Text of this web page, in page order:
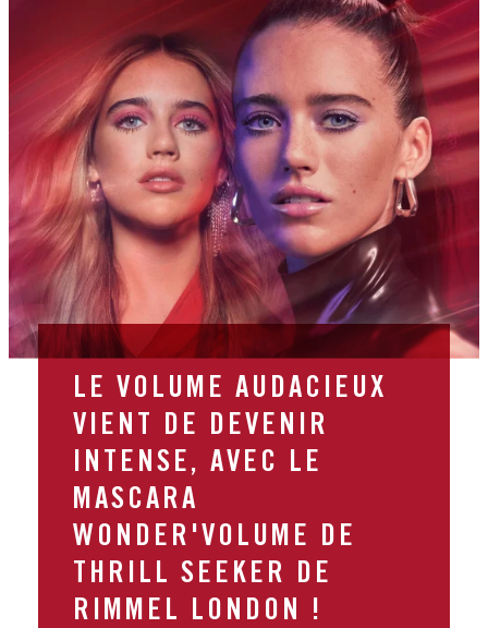
LE VOLUME AUDACIEUX
VIENT DE DEVENIR
INTENSE, AVEC LE
MASCARA
WONDER'VOLUME DE
THRILL SEEKER DE
RIMMEL LONDON !